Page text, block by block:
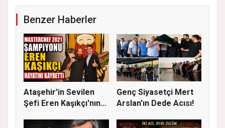
Benzer Haberler
Ataşehir'in Sevilen
Şefi Eren Kaşıkçı'nın
Genç Siyasetçi Mert
Arslan'ın Dede Acısı!